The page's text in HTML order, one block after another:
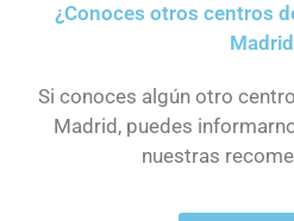
¿Conoces otros centros
Si conoces algún otro
Madrid, puedes
nuestras